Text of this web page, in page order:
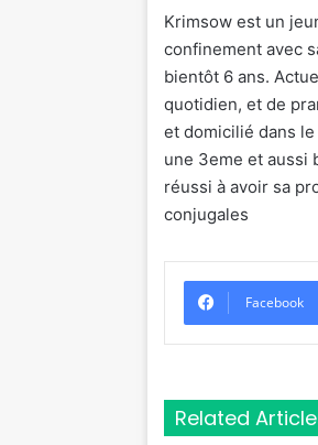
Krimsow est un
confinement avec
bientôt 6 ans.
quotidien, et de
et domicilié dans
une 3eme et aussi
réussi à avoir sa
conjugales
Facebook
Related